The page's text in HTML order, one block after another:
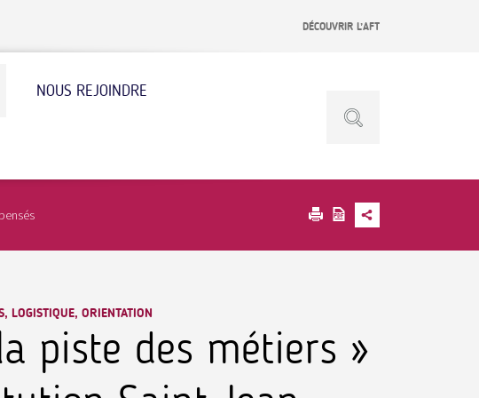
DÉCOUVRIR L’AFT
NOUS REJOINDRE
LOGISTIQUE, ORIENTATION
piste des métiers »